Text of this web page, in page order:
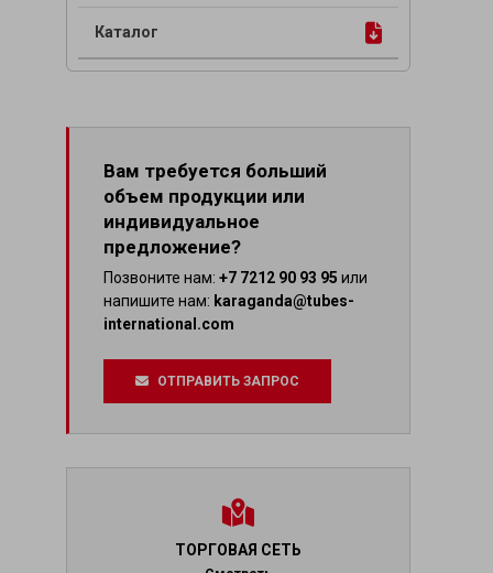
Вам требуется больший
объем продукции или
индивидуальное
предложение?
Позвоните нам: +7 7212 90 93 95 или
напишите нам: karaganda@tubes-
international.com
ОТПРАВИТЬ ЗАПРОС
ТОРГОВАЯ СЕТЬ